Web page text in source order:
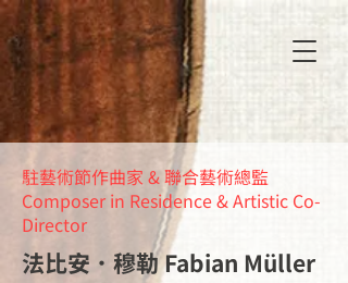
駐藝術節作曲家 & 聯合藝術總監
Composer in Residence & Artistic Co-
Director
法比安．穆勒 Fabian Müller